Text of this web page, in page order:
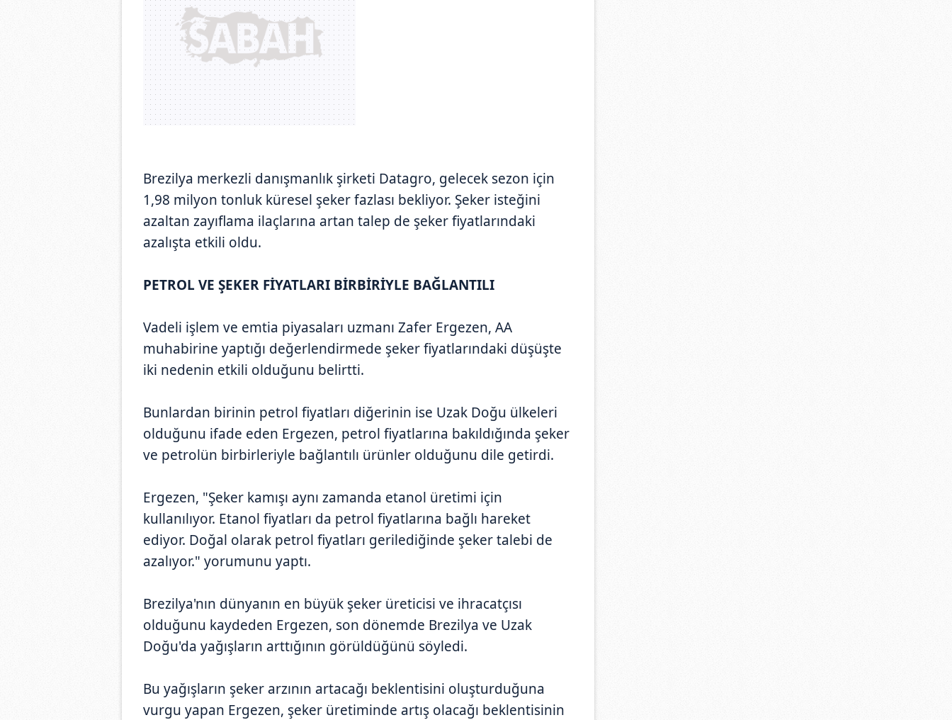
Brezilya merkezli danışmanlık şirketi Datagro, gelecek sezon için
1,98 milyon tonluk küresel şeker fazlası bekliyor. Şeker isteğini
azaltan zayıflama ilaçlarına artan talep de şeker fiyatlarındaki
azalışta etkili oldu.
PETROL VE ŞEKER FİYATLARI BİRBİRİYLE BAĞLANTILI
Vadeli işlem ve emtia piyasaları uzmanı Zafer Ergezen, AA
muhabirine yaptığı değerlendirmede şeker fiyatlarındaki düşüşte
iki nedenin etkili olduğunu belirtti.
Bunlardan birinin petrol fiyatları diğerinin ise Uzak Doğu ülkeleri
olduğunu ifade eden Ergezen, petrol fiyatlarına bakıldığında şeker
ve petrolün birbirleriyle bağlantılı ürünler olduğunu dile getirdi.
Ergezen, "Şeker kamışı aynı zamanda etanol üretimi için
kullanılıyor. Etanol fiyatları da petrol fiyatlarına bağlı hareket
ediyor. Doğal olarak petrol fiyatları gerilediğinde şeker talebi de
azalıyor." yorumunu yaptı.
Brezilya'nın dünyanın en büyük şeker üreticisi ve ihracatçısı
olduğunu kaydeden Ergezen, son dönemde Brezilya ve Uzak
Doğu'da yağışların arttığının görüldüğünü söyledi.
Bu yağışların şeker arzının artacağı beklentisini oluşturduğuna
vurgu yapan Ergezen, şeker üretiminde artış olacağı beklentisinin